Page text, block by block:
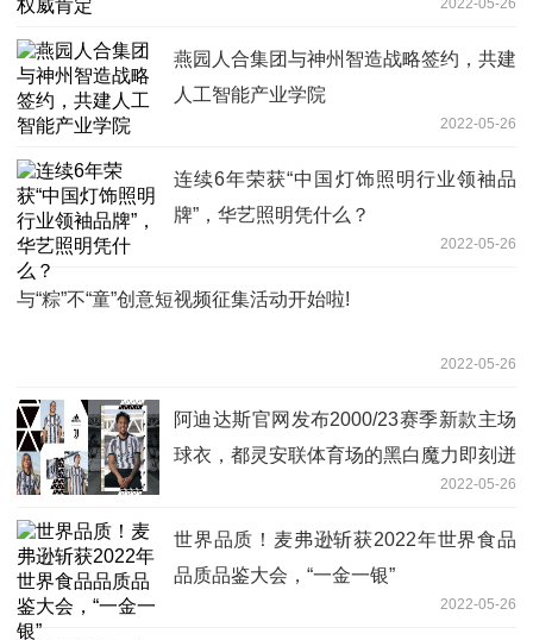
燕园人合集团与神州智造战略签约，共建
人工智能产业学院
2022-05-26
连续6年荣获“中国灯饰照明行业领袖品
牌”，华艺照明凭什么？
2022-05-26
与“粽”不“童”创意短视频征集活动开始啦!
2022-05-26
阿迪达斯官网发布2000/23赛季新款主场
球衣，都灵安联体育场的黑白魔力即刻迸
2022-05-26
世界品质！麦弗逊斩获2022年世界食品
品质品鉴大会，“一金一银”
2022-05-26